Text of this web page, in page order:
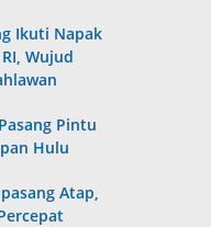
Ikuti Napak
Wujud
Pintu
Hulu
Atap,